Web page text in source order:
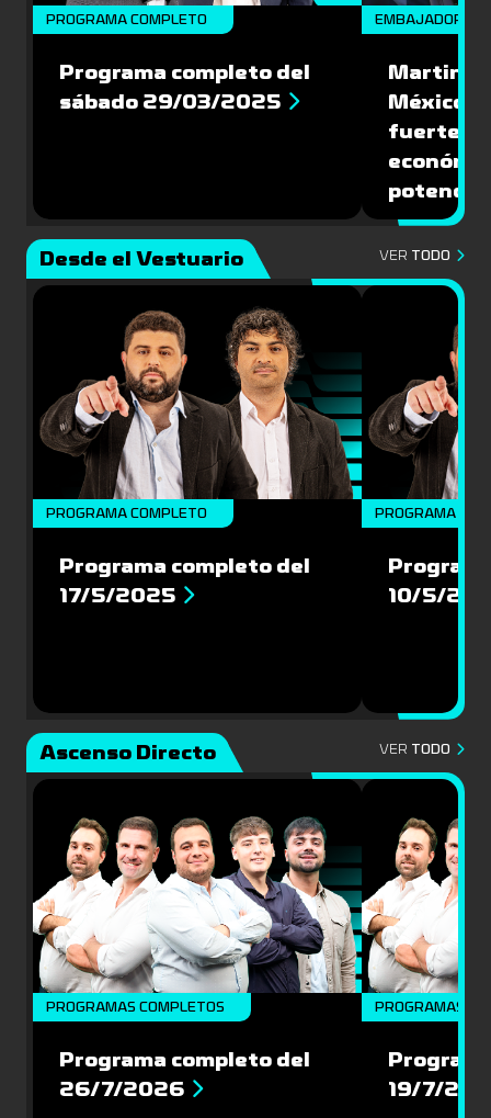
PROGRAMA COMPLETO
Programa completo del
sábado 29/03/2025
EMBAJADORES
Martin
México:
fuerte
Desde el Vestuario VER TODO
PROGRAMA COMPLETO
Programa completo del
17/5/2025
PROGRAMA
10/5/
Ascenso Directo VER TODO
PROGRAMAS COMPLETOS
Programa completo del
26/7/2026
PROGRAMAS
19/7/